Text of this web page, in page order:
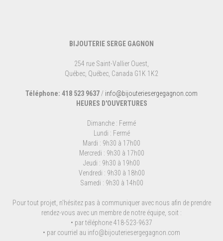
BIJOUTERIE SERGE GAGNON
254 rue Saint-Vallier Ouest,
Québec, Québec, Canada G1K 1K2
Téléphone: 418 523 9637 / info@bijouteriesergegagnon.com
HEURES D'OUVERTURES
Dimanche : Fermé
Lundi : Fermé
Mardi : 9h30 à 17h00
Mercredi : 9h30 à 17h00
Jeudi : 9h30 à 19h00
Vendredi : 9h30 à 18h00
Samedi : 9h30 à 14h00
Pour tout projet, n'hésitez pas à communiquer avec nous afin de prendre
rendez-vous avec un membre de notre équipe, soit :
• par téléphone 418-523-9637
• par courriel au info@bijouteriesergegagnon.com